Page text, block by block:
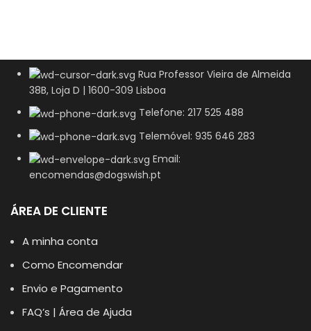
Rua Professor Vieira de Almeida
38B, Loja D | 1600-309 Lisboa
Telefone: 217 525 488
Telemóvel: 935 646 283
Email:
encomendas@dogswish.pt
ÁREA DE CLIENTE
A minha conta
Como Encomendar
Envio e Pagamento
FAQ’s | Área de Ajuda